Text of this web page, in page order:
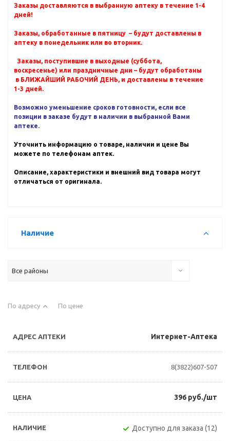
Заказы доставляются в выбранную аптеку в течение 1-4
дней!
Заказы, обработанные в пятницу – будут доставлены в
аптеку в понедельник или во вторник.
Заказы, поступившие в выходные (суббота,
воскресенье) или праздничные дни – будут обработаны
в БЛИЖАЙШИЙ РАБОЧИЙ ДЕНЬ, и доставлены в течение
1-3 дней.
Возможно уменьшение сроков готовности, если все
позиции в заказе будут в наличии в выбранной Вами
аптеке.
Уточнить информацию о товаре, наличии и цене Вы
можете по телефонам аптек.
Описание, характеристики и внешний вид товара могут
отличаться от оригинала.
Наличие
Все районы
По адресу По цене
Интернет-Аптека
8(3822)607-507
396 руб./шт
Доступно для заказа (12)